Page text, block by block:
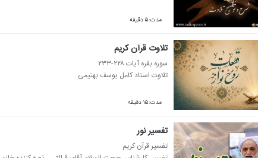
مدت:۵ دقیقه
تلاوت قرآن كریم
سوره بقره آیات ۲۲۸-۲۳۳
تلاوت استاد كامل یوسف بهتیمی
مدت:۱۵ دقیقه
تفسیر نور
تفسیر قرآن كریم